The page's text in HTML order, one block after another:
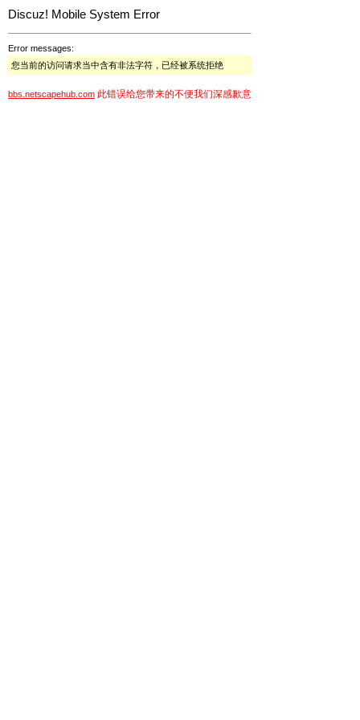
Discuz! Mobile System Error
Error messages:
您当前的访问请求当中含有非法字符，已经被系统拒绝
bbs.netscapehub.com 此错误给您带来的不便我们深感歉意